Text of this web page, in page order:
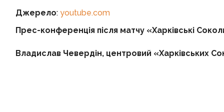
Джерело: youtube.com
Прес-конференція після матчу «Харківські
Владислав Чевердін, центровий «Харківських